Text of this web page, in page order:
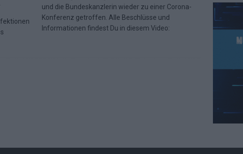
und die Bundeskanzlerin wieder zu einer Corona-
Konferenz getroffen. Alle Beschlüsse und
Informationen findest Du in diesem Video: